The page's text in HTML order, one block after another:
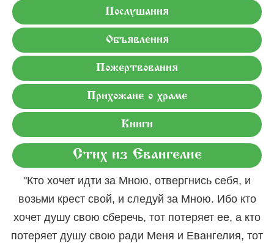
Послушания
Объявления
Пожертвования
Прихожане о храме
Книги
Стих из Евангелие
"Кто хочет идти за Мною, отвергнись себя, и
возьми крест свой, и следуй за Мною. Ибо кто
хочет душу свою сберечь, тот потеряет ее, а кто
потеряет душу свою ради Меня и Евангелия, тот